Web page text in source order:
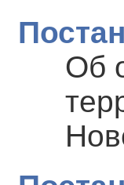
Об